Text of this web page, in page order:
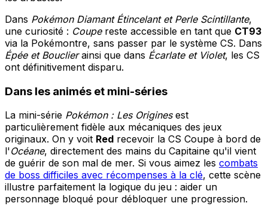
Dans Pokémon Diamant Étincelant et Perle Scintillante,
une curiosité : Coupereste accessible en tant que CT93
via la Pokémontre, sans passer par le système CS. Dans
Épée et Bouclierainsi que dans Écarlate et Violet, les CS
ont définitivement disparu.
Dans les animés et mini-séries
La mini-série Pokémon : Les Originesest
particulièrement fidèle aux mécaniques des jeux
originaux. On y voit Red recevoir la CS Coupe à bord de
l'Océane, directement des mains du Capitaine qu'il vient
de guérir de son mal de mer. Si vous aimez les combats
de boss difficiles avec récompenses à la clé, cette scène
illustre parfaitement la logique du jeu : aider un
personnage bloqué pour débloquer une progression.